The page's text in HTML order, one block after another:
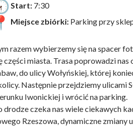
Start: 7:30
Miejsce zbiórki: Parking przy
razem wybierzemy się na spacer
części miasta. Trasa poprowadzi nas
do ulicy Wołyńskiej, której
Następnie przejdziemy ulicami
Iwonickiej i wrócić na parking.
drodze czeka nas wiele ciekawych
Rzeszowa, dynamiczne zmiany